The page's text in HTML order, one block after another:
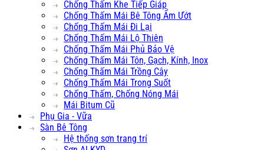
Chống Thấm Khe Tiếp Giáp
Chống Thấm Mái Bê Tông Ẩm Ướt
Chống Thấm Mái Đi Lại
Chống Thấm Mái Lộ Thiên
Chống Thấm Mái Phủ Bảo Vệ
Chống Thấm Mái Tôn, Gạch, Kính, Inox
Chống Thấm Mái Trồng Cây
Chống Thấm Mái Trong Suốt
Chống Thấm, Chống Nóng Mái
Mái Bitum Cũ
Phụ Gia - Vữa
Sàn Bê Tông
Hệ thống sơn trang trí